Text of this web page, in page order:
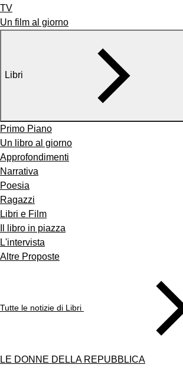
TV
Un film al giorno
Libri
Primo Piano
Un libro al giorno
Approfondimenti
Narrativa
Poesia
Ragazzi
Libri e Film
Il libro in piazza
L'intervista
Altre Proposte
Tutte le notizie di Libri
LE DONNE DELLA REPUBBLICA